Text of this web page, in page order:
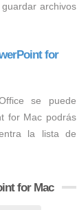
archivos
for
se puede
for Mac podrás
la lista de
for Mac